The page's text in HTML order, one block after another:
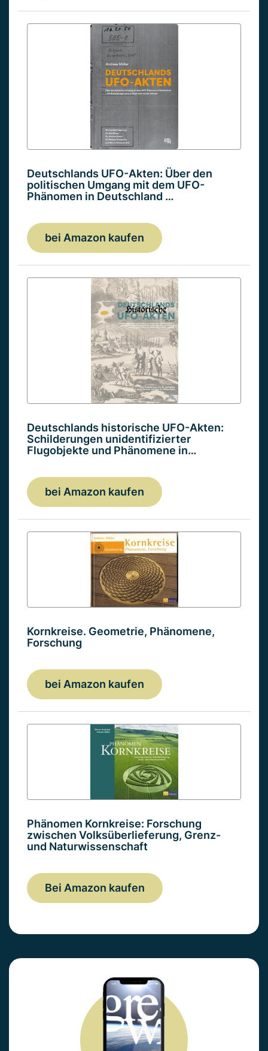
Deutschlands UFO-Akten: Über den
politischen Umgang mit dem UFO-
Phänomen in Deutschland …
bei Amazon kaufen
Deutschlands historische UFO-Akten:
Schilderungen unidentifizierter
Flugobjekte und Phänomene in…
bei Amazon kaufen
Kornkreise. Geometrie, Phänomene,
Forschung
bei Amazon kaufen
Phänomen Kornkreise: Forschung
zwischen Volksüberlieferung, Grenz-
und Naturwissenschaft
Bei Amazon kaufen